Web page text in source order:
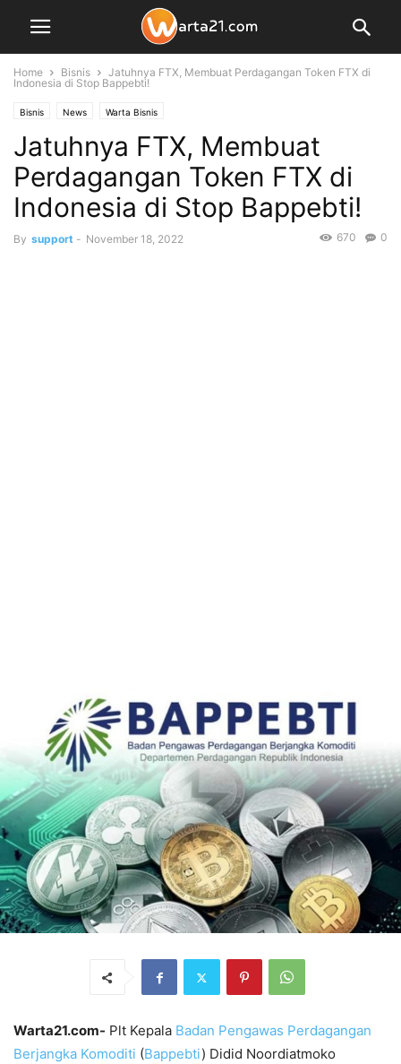
Home Bisnis
Jatuhnya FTX, Membuat Perdagangan Token FTX di
Indonesia di Stop Bappebti!
Bisnis News Warta Bisnis
Jatuhnya FTX, Membuat
Perdagangan Token FTX di
Indonesia di Stop Bappebti!
By support - November 18, 2022 0
670
Warta21.com- Plt Kepala Badan Pengawas Perdagangan
Berjangka Komoditi (Bappebti) Didid Noordiatmoko